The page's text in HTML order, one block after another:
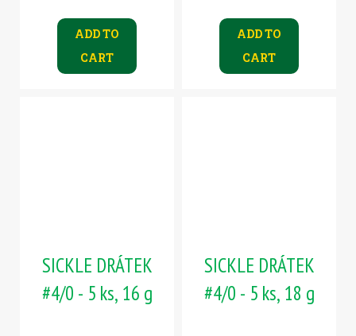
ADD TO
CART
ADD TO
CART
SICKLE DRÁTEK
#4/0 - 5 ks, 16 g
SICKLE DRÁTEK
#4/0 - 5 ks, 18 g